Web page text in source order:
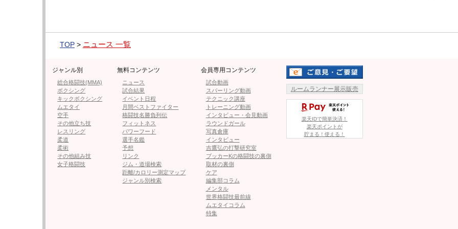
(@rondarousey)
何と水着ではなくボディペインテ
ィングのラウジー （スポーツイラ
ストレイテッド2016水着特集）
ボディペインティング姿のラウジ
ラウジー（左）とカラーノのフェ
ラウジーvsカラーノ前日計量の記事に戻る
1
TOP > ニュース 一覧
ジャンル別
総合格闘技(MMA)
ボクシング
キックボクシング
ムエタイ
空手
その他立ち技
レスリング
柔道
柔術
その他組み技
女子格闘技
無料コンテンツ
ニュース
試合結果
イベント日程
月間ベストファイター
格闘技名勝負列伝
フィットネス
パワーフード
選手名鑑
予想
リンク
ジム・道場検索
距離/カロリー測定マップ
ジャンル別検索
会員専用コンテンツ
試合動画
スパーリング動画
テクニック講座
トレーニング動画
インタビュー・会見動画
ラウンドガール
写真倉庫
インタビュー
吉鷹弘の打撃研究室
ブッカーKの格闘技の裏側
取材の裏側
ケア
編集部コラム
メンタル
世界格闘技最前線
ムエタイコラム
特集
ルームランナー展示販売
楽天IDで簡単決済！
楽天ポイントが
貯まる！使える！